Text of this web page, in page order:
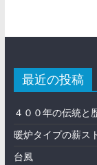
最近の投稿
４００年の伝統と
暖炉タイプの薪ス
台風